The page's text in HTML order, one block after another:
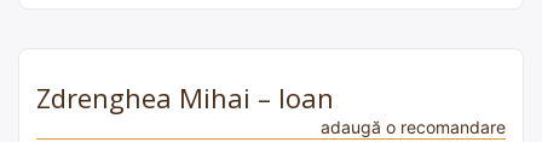
Zdrenghea Mihai – Ioan
adaugă o recomandare